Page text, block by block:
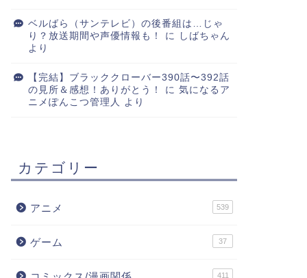
ベルばら（サンテレビ）の後番組は…じゃ
り？放送期間や声優情報も！
に
しばちゃん
より
【完結】ブラッククローバー390話〜392話
の見所＆感想！ありがとう！
に 気になるア
ニメぽんこつ管理人 より
カテゴリー
アニメ 539
ゲーム 37
411